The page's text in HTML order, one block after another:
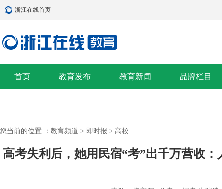
浙江在线首页
首页 教育发布 教育新闻 品牌栏目
您当前的位置 ： 教育频道 > 即时报 > 高校
高考失利后，她用民宿“考”出千万营收